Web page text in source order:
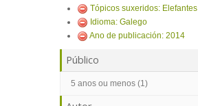
Tópicos suxeridos: Elefantes
Idioma: Galego
Ano de publicación: 2014
Público
5 anos ou menos (1)